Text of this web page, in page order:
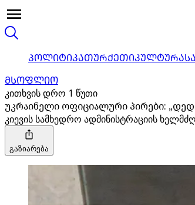
ᲞᲝᲚᲘᲢᲘᲙᲐᲗᲣᲠᲥᲔᲗᲘᲙᲣᲚᲢᲣᲠᲐ
ᲛᲡᲝᲤᲚᲘᲝ
კითხვის დრო 1 წუთი
უკრაინელი ოფიციალური პირები:
კიევის სამხედრო ადმინისტრაციის
გაზიარება